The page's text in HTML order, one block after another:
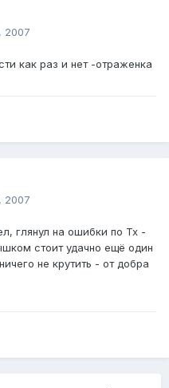
2007
как раз и нет -отраженка
2007
глянул на ошибки по Тх -
стоит удачно ещё один
не крутить - от добра